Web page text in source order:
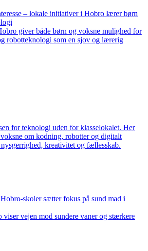
– lokale initiativer i Hobro lærer børn
giver både børn og voksne mulighed for
robotteknologi som en sjov og lærerig
for teknologi uden for klasselokalet. Her
om kodning, robotter og digitalt
kreativitet og fællesskab.
skoler sætter fokus på sund mad i
vejen mod sundere vaner og stærkere